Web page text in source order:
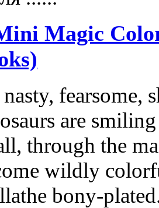
Magic
fearsome,
are
through the
wildly
bony-